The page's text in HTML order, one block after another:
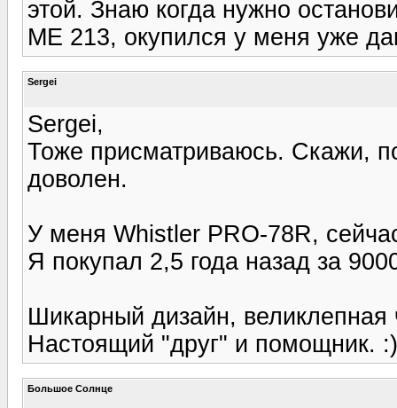
этой. Знаю когда нужно
ME 213, окупился у меня уже
Sergei
Sergei,
Тоже присматриваюсь. Скажи,
доволен.
У меня Whistler PRO-78R,
Я покупал 2,5 года назад за
Шикарный дизайн, великлепная
Настоящий "друг" и помощник. :)
Большое Солнце